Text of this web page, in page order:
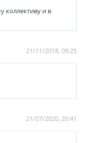
коллективу и в
21/11/2018, 09:25
21/07/2020, 20:41